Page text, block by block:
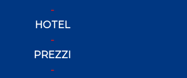
HOTEL
PREZZI